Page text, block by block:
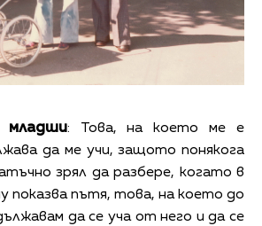
младши: Това, на което ме е
да ме учи, защото понякога
зрял да разбере, когато в
показва пътя, това, на което до
да се уча от него и да се